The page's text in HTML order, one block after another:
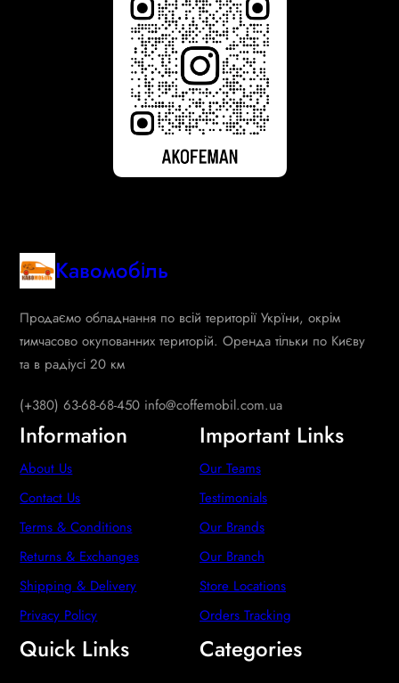
Кавомобіль
Продаємо обладнання по всій території Укрїни, окрім
тимчасово окупованних територій. Оренда тільки по Києву
та в радіусі 20 км
(+380) 63-68-68-450 info@coffemobil.com.ua
Information
About Us
Contact Us
Terms & Conditions
Returns & Exchanges
Shipping & Delivery
Privacy Policy
Important Links
Our Teams
Testimonials
Our Brands
Our Branch
Store Locations
Orders Tracking
Quick Links Categories